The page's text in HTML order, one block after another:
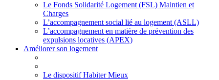
Le Fonds Solidarité Logement (FSL) Maintien et
Charges
L’accompagnement social lié au logement (ASLL)
L’accompagnement en matière de prévention des
expulsions locatives (APEX)
Améliorer son logement
Le dispositif Habiter Mieux